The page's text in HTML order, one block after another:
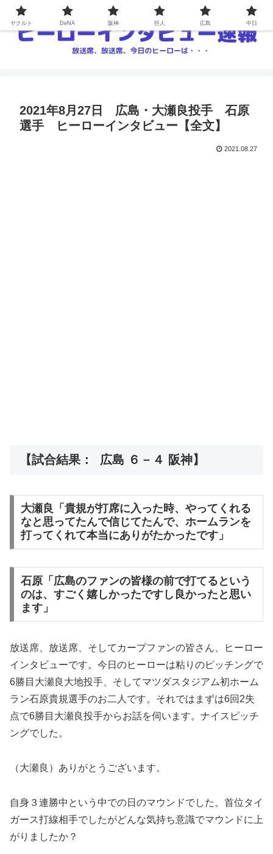
2021年8月27日 広島・大瀬良投手 石原
選手 ヒーローインタビュー【全文】
2021.08.27
【試合結果： 広島 ６－４ 阪神】
大瀬良「貴規が打席に入った時、やってくれる
なと思ってたんで信じてたんで、ホームランを
打ってくれて本当にありがたかったです」
石原「広島のファンの皆様の前で打てるという
のは、すごく嬉しかったですし良かったと思い
ます」
放送席、放送席、そしてカープファンの皆さん、ヒーロー
インタビューです。今日のヒーローは粘りのピッチングで
6勝目大瀬良大地投手、そしてマツダスタジアム初ホーム
ラン石原貴規選手のお二人です。それではまずは6回2失
点で6勝目大瀬良投手からお話を伺います。ナイスピッチ
ングでした。
（大瀬良）ありがとうございます。
自身３連勝中という中での日のマウンドでした。首位タイ
ガース打線相手でしたがどんな気持ち意識でマウンドに上
がりましたか？
ヤクルト DeNA 阪神 巨人 広島 中日